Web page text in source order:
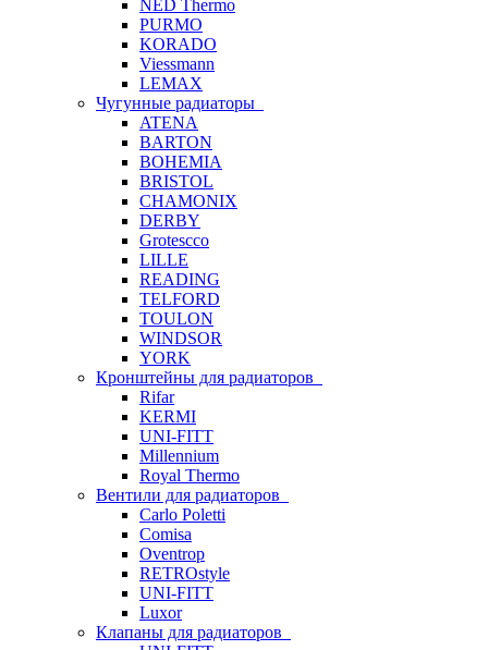
NED Thermo
PURMO
KORADO
Viessmann
LEMAX
Чугунные радиаторы
ATENA
BARTON
BOHEMIA
BRISTOL
CHAMONIX
DERBY
Grotescco
LILLE
READING
TELFORD
TOULON
WINDSOR
YORK
Кронштейны для радиаторов
Rifar
KERMI
UNI-FITT
Millennium
Royal Thermo
Вентили для радиаторов
Carlo Poletti
Comisa
Oventrop
RETROstyle
UNI-FITT
Luxor
Клапаны для радиаторов